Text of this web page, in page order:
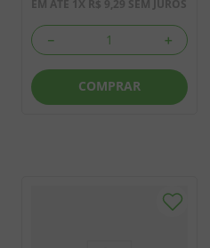
EM ATÉ 1X R$ 9,29 SEM JUROS
＋
－
COMPRAR